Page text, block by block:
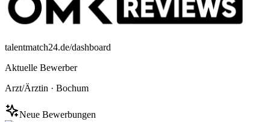
talentmatch24.de/dashboard
Aktuelle Bewerber
Arzt/Ärztin · Bochum
Neue Bewerbungen